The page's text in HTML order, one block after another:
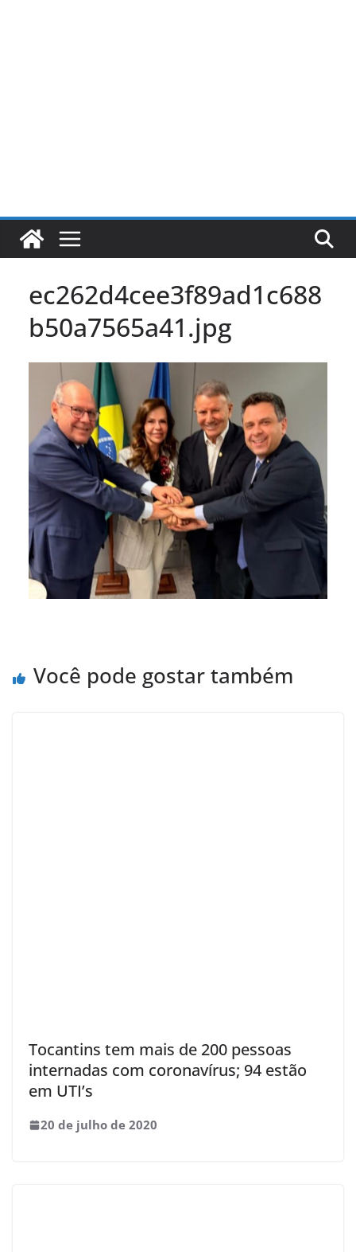
ec262d4cee3f89ad1c688
b50a7565a41.jpg
Você pode gostar também
Tocantins tem mais de 200 pessoas
internadas com coronavírus; 94 estão
em UTI’s
20 de julho de 2020